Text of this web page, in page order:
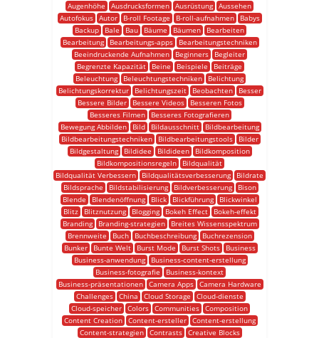
Augenhöhe
Ausdrucksformen Ausrüstung Aussehen
Autofokus
Autor B-roll Footage B-roll-aufnahmen
Babys
Backup
Bale Bau Bäume Bäumen
Bearbeiten
Bearbeitung
Bearbeitungs-apps
Bearbeitungstechniken
Beeindruckende Aufnahmen
Beginners
Begleiter
Begrenzte Kapazität
Beine Beispiele
Beiträge
Beleuchtung
Beleuchtungstechniken
Belichtung
Belichtungskorrektur
Belichtungszeit Beobachten
Besser
Bessere Bilder
Bessere Videos
Besseren Fotos
Besseres Filmen
Besseres Fotografieren
Bewegung Abbilden
Bild Bildausschnitt
Bildbearbeitung
Bildbearbeitungstechniken
Bildbearbeitungstools
Bilder
Bildgestaltung
Bildidee Bildideen
Bildkomposition
Bildkompositionsregeln
Bildqualität
Bildqualität Verbessern
Bildqualitätsverbesserung
Bildrate
Bildsprache
Bildstabilisierung Bildverbesserung
Bison
Blende
Blendenöffnung Blick Blickführung
Blickwinkel
Blitz
Blitznutzung Blogging Bokeh Effect
Bokeh-effekt
Branding
Branding-strategien
Breites Wissensspektrum
Brennweite
Buch Buchbeschreibung
Buchrezension
Bunker
Bunte Welt Burst Mode Burst Shots
Business
Business-anwendung
Business-content-erstellung
Business-fotografie
Business-kontext
Business-präsentationen
Camera Apps
Camera Hardware
Challenges
China Cloud Storage
Cloud-dienste
Cloud-speicher Colors Communities Composition
Content Creation
Content-ersteller
Content-erstellung
Content-strategien
Contrasts
Creative Blocks